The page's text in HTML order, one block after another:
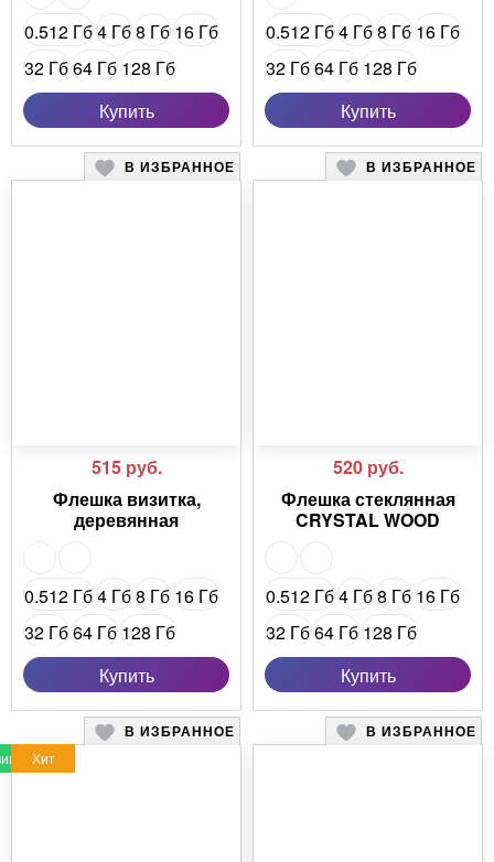
0.512 Гб4 Гб8 Гб 16 Гб
32 Гб64 Гб 128 Гб
16 Гб (USB 3.0)
32 Гб (USB 3.0)
64 Гб (USB 3.0)
Купить
0.512 Гб4 Гб8 Гб 16 Гб
32 Гб64 Гб 128 Гб
16 Гб (USB 3.0)
32 Гб (USB 3.0)
64 Гб (USB 3.0)
Купить
В ИЗБРАННОЕ
515 руб.
Флешка визитка,
деревянная
0.512 Гб4 Гб8 Гб 16 Гб
32 Гб64 Гб 128 Гб
Купить
В ИЗБРАННОЕ
520 руб.
Флешка стеклянная
CRYSTAL WOOD
0.512 Гб4 Гб8 Гб 16 Гб
32 Гб64 Гб 128 Гб
16 Гб (USB 3.0)
32 Гб (USB 3.0)
64 Гб (USB 3.0)
Купить
В ИЗБРАННОЕ
Хит
В ИЗБРАННОЕ